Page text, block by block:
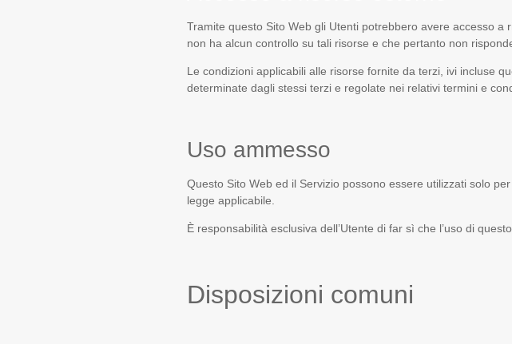
Tramite questo Sito Web gli Utenti potrebbero avere accesso
non ha alcun controllo su tali risorse e che pertanto non
Le condizioni applicabili alle risorse fornite da terzi, ivi incluse
determinate dagli stessi terzi e regolate nei relativi termini e
Uso ammesso
Questo Sito Web ed il Servizio possono essere utilizzati solo
legge applicabile.
È responsabilità esclusiva dell’Utente di far sì che l’uso di
Disposizioni comuni